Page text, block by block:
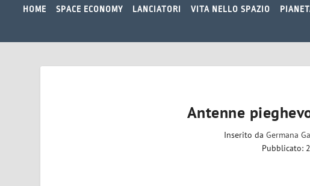
HOME SPACE ECONOMY LANCIATORI VITA NELLO SPAZIO
Antenne
Inserito daGermana
Pubblicato: